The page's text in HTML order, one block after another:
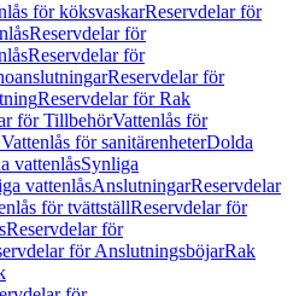
för köksvaskarReservdelar för
Reservdelar för
Reservdelar för
Reservdelar för
Reservdelar för Rak
för TillbehörVattenlås för
för sanitärenheterDolda
vattenlåsSynliga
vattenlåsAnslutningarReservdelar
för tvättställReservdelar för
Reservdelar för
för AnslutningsböjarRak